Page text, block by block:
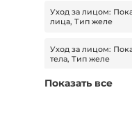
Уход за лицом:
лица, Тип желе
Уход за лицом:
тела, Тип желе
Уход за лицом:
Показать все